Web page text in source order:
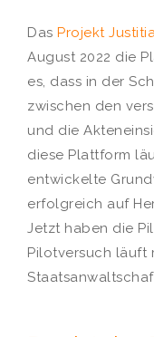
Das Projekt
August 2022 die
es, dass in der
zwischen den
und die
diese Plattform
entwickelte
erfolgreich auf
Jetzt haben die
Pilotversuch läuft